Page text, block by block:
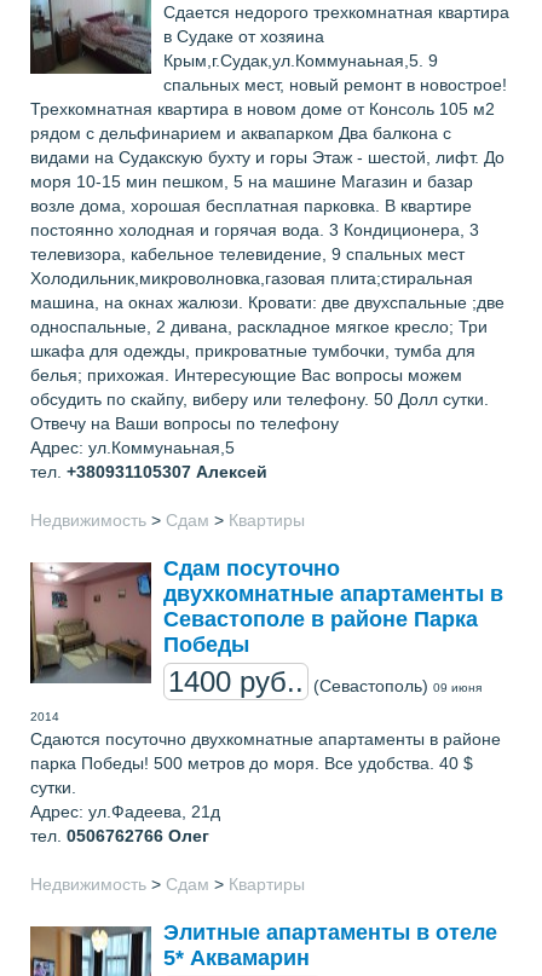
Сдается недорого трехкомнатная квартира
в Судаке от хозяина
Крым,г.Судак,ул.Коммунаьная,5. 9
спальных мест, новый ремонт в новострое!
Трехкомнатная квартира в новом доме от Консоль 105 м2
рядом с дельфинарием и аквапарком Два балкона с
видами на Судакскую бухту и горы Этаж - шестой, лифт. До
моря 10-15 мин пешком, 5 на машине Магазин и базар
возле дома, хорошая бесплатная парковка. В квартире
постоянно холодная и горячая вода. 3 Кондиционера, 3
телевизора, кабельное телевидение, 9 спальных мест
Холодильник,микроволновка,газовая плита;стиральная
машина, на окнах жалюзи. Кровати: две двухспальные ;две
односпальные, 2 дивана, раскладное мягкое кресло; Три
шкафа для одежды, прикроватные тумбочки, тумба для
белья; прихожая. Интересующие Вас вопросы можем
обсудить по скайпу, виберу или телефону. 50 Долл сутки.
Отвечу на Ваши вопросы по телефону
Адрес: ул.Коммунаьная,5
тел. +380931105307 Алексей
Недвижимость > Сдам > Квартиры
Сдам посуточно
двухкомнатные апартаменты в
Севастополе в районе Парка
Победы
1400 руб.. (Севастополь) 09 июня
2014
Сдаются посуточно двухкомнатные апартаменты в районе
парка Победы! 500 метров до моря. Все удобства. 40 $
сутки.
Адрес: ул.Фадеева, 21д
тел. 0506762766 Олег
Недвижимость > Сдам > Квартиры
Элитные апартаменты в отеле
5* Аквамарин